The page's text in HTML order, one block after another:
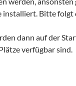
Bitte folgt
dann auf der
verfügbar sind.